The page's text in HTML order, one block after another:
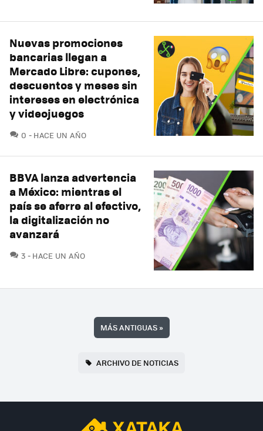
Nuevas promociones
bancarias llegan a
Mercado Libre: cupones,
descuentos y meses sin
intereses en electrónica
y videojuegos
0 COMENTARIOS
HACE UN AÑO
BBVA lanza advertencia
a México: mientras el
país se aferre al efectivo,
la digitalización no
avanzará
3 COMENTARIOS
HACE UN AÑO
MÁS ANTIGUAS»
ARCHIVO DE NOTICIAS